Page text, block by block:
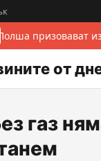
призовават
от
газ